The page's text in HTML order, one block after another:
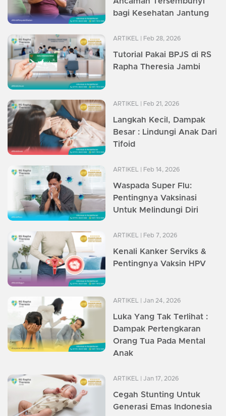
bagi Kesehatan Jantung
ARTIKEL | Feb 28, 2026
Tutorial Pakai BPJS di RS
Rapha Theresia Jambi
ARTIKEL | Feb 21, 2026
Langkah Kecil, Dampak
Besar : Lindungi Anak Dari
Tifoid
ARTIKEL | Feb 14, 2026
Waspada Super Flu:
Pentingnya Vaksinasi
Untuk Melindungi Diri
ARTIKEL | Feb 7, 2026
Kenali Kanker Serviks &
Pentingnya Vaksin HPV
ARTIKEL | Jan 24, 2026
Luka Yang Tak Terlihat :
Dampak Pertengkaran
Orang Tua Pada Mental
Anak
ARTIKEL | Jan 17, 2026
Cegah Stunting Untuk
Generasi Emas Indonesia